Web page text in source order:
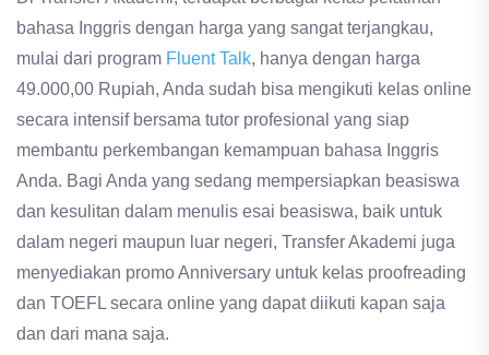
bahasa Inggris dengan harga yang sangat terjangkau,
mulai dari program Fluent Talk, hanya dengan harga
49.000,00 Rupiah, Anda sudah bisa mengikuti kelas online
secara intensif bersama tutor profesional yang siap
membantu perkembangan kemampuan bahasa Inggris
Anda. Bagi Anda yang sedang mempersiapkan beasiswa
dan kesulitan dalam menulis esai beasiswa, baik untuk
dalam negeri maupun luar negeri, Transfer Akademi juga
menyediakan promo Anniversary untuk kelas proofreading
dan TOEFL secara online yang dapat diikuti kapan saja
dan dari mana saja.